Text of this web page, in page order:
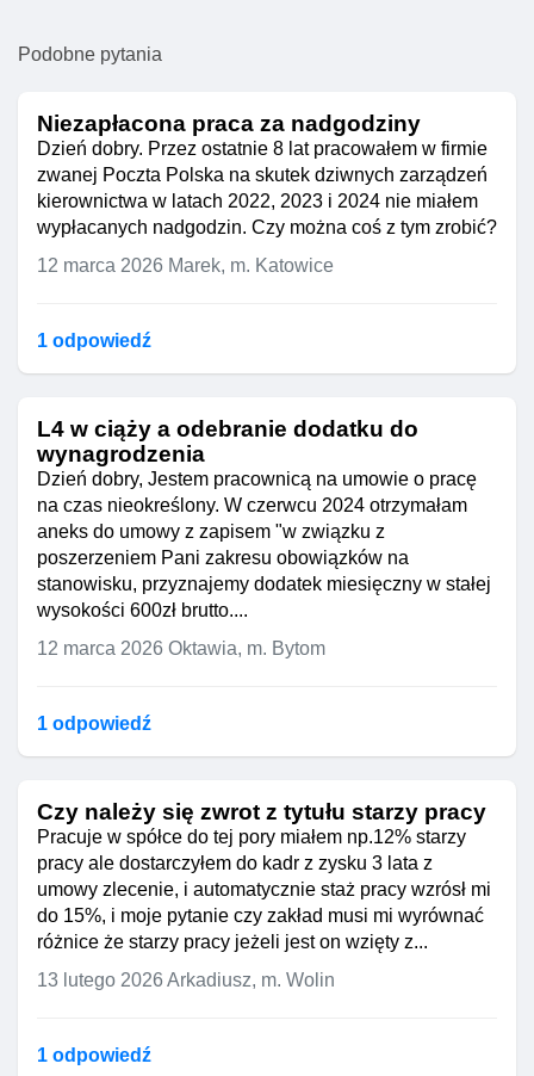
Podobne pytania
Niezapłacona praca za nadgodziny
Dzień dobry. Przez ostatnie 8 lat pracowałem w firmie
zwanej Poczta Polska na skutek dziwnych zarządzeń
kierownictwa w latach 2022, 2023 i 2024 nie miałem
wypłacanych nadgodzin. Czy można coś z tym zrobić?
12 marca 2026 Marek, m. Katowice
1 odpowiedź
L4 w ciąży a odebranie dodatku do
wynagrodzenia
Dzień dobry, Jestem pracownicą na umowie o pracę
na czas nieokreślony. W czerwcu 2024 otrzymałam
aneks do umowy z zapisem "w związku z
poszerzeniem Pani zakresu obowiązków na
stanowisku, przyznajemy dodatek miesięczny w stałej
wysokości 600zł brutto....
12 marca 2026 Oktawia, m. Bytom
1 odpowiedź
Czy należy się zwrot z tytułu starzy pracy
Pracuje w spółce do tej pory miałem np.12% starzy
pracy ale dostarczyłem do kadr z zysku 3 lata z
umowy zlecenie, i automatycznie staż pracy wzrósł mi
do 15%, i moje pytanie czy zakład musi mi wyrównać
różnice że starzy pracy jeżeli jest on wzięty z...
13 lutego 2026 Arkadiusz, m. Wolin
1 odpowiedź